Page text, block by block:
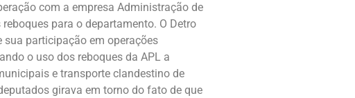
com a empresa Administração de
para o departamento. O Detro
participação em operações
o uso dos reboques da APL a
e transporte clandestino de
girava em torno do fato de que